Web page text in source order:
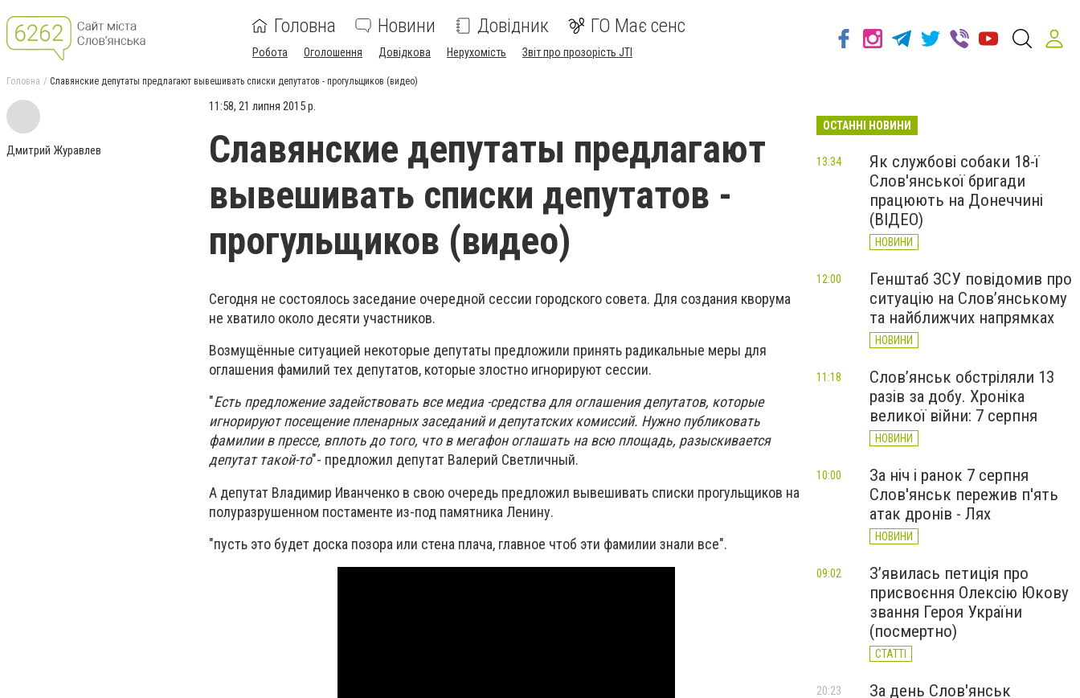
Головна Новини Довідник ГО Має сенс
Робота Оголошення Довідкова Нерухомість Звіт про прозорість JTI
Головна Славянские депутаты предлагают вывешивать списки депутатов - прогульщиков (видео)
Дмитрий Журавлев
11:58, 21 липня 2015 р.
Славянские депутаты предлагают
вывешивать списки депутатов -
прогульщиков (видео)
Сегодня не состоялось заседание очередной сессии городского совета. Для создания кворума
не хватило около десяти участников.
Возмущённые ситуацией некоторые депутаты предложили принять радикальные меры для
оглашения фамилий тех депутатов, которые злостно игнорируют сессии.
"Есть предложение задействовать все медиа -средства для оглашения депутатов, которые
игнорируют посещение пленарных заседаний и депутатских комиссий. Нужно публиковать
фамилии в прессе, вплоть до того, что в мегафон оглашать на всю площадь, разыскивается
депутат такой-то"- предложил депутат Валерий Светличный.
А депутат Владимир Иванченко в свою очередь предложил вывешивать списки прогульщиков на
полуразрушенном постаменте из-под памятника Ленину.
"пусть это будет доска позора или стена плача, главное чтоб эти фамилии знали все".
ОСТАННІ НОВИНИ
Як службові собаки 18-ї
Слов'янської бригади
працюють на Донеччині
(ВІДЕО)
НОВИНИ
13:34
Генштаб ЗСУ повідомив про
ситуацію на Слов’янському
та найближчих напрямках
НОВИНИ
12:00
Слов’янськ обстріляли 13
разів за добу. Хроніка
великої війни: 7 серпня
НОВИНИ
11:18
За ніч і ранок 7 серпня
Слов'янськ пережив п'ять
атак дронів - Лях
НОВИНИ
10:00
З’явилась петиція про
присвоєння Олексію Юкову
звання Героя України
(посмертно)
СТАТТІ
09:02
За день Слов'янськ
20:23